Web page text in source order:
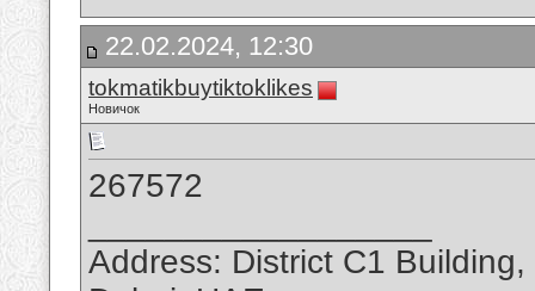
22.02.2024, 12:30
tokmatikbuytiktoklikes
Новичок
267572
Address: District C1